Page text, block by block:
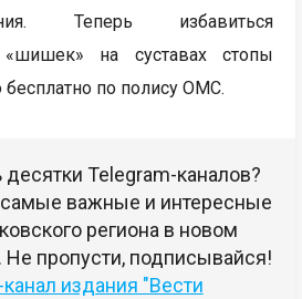
Теперь избавиться
на суставах стопы
по полису ОМС.
Telegram-каналов?
важные и интересные
региона в новом
Не пропусти, подписывайся!
издания "Вести